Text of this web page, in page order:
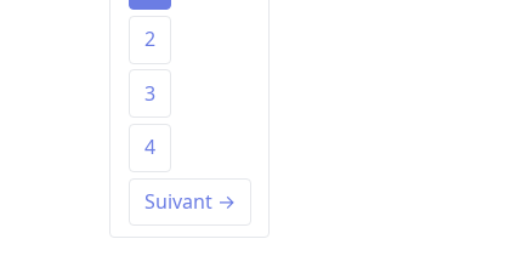
2
3
4
Suivant →